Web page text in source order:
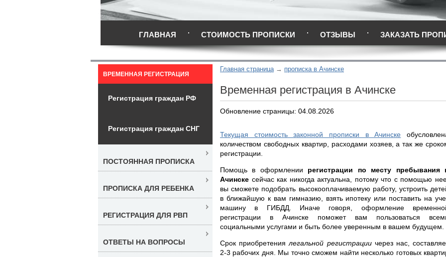
ГЛАВНАЯ СТОИМОСТЬ ПРОПИСКИ ОТЗЫВЫ ЗАКАЗАТЬ
Главная страница прописка в Ачинске
Временная регистрация в Ачинске
Обновление страницы: 04.08.2026
Текущая стоимость законной прописки в Ачинске
количеством свободных квартир, расходами хозяев, а так же
регистрации.
Помощь в оформлении регистрации по месту пребывания
Ачинске сейчас как никогда актуальна, потому что с помощью
вы сможете подобрать высокооплачиваемую работу, устроить
в ближайшую к вам гимназию, взять ипотеку или поставить на
машину в ГИБДД. Иначе говоря, оформление
регистрации в Ачинске поможет вам пользоваться
социальными услугами и быть более уверенным в вашем будущем.
Срок приобретениялегальной регистрации через нас,
2-3 рабочих дня. Мы точно сможем найти несколько готовых
ВРЕМЕННАЯ РЕГИСТРАЦИЯ
Регистрация граждан РФ
Регистрация граждан СНГ
ПОСТОЯННАЯ ПРОПИСКА
ПРОПИСКА ДЛЯ РЕБЕНКА
РЕГИСТРАЦИЯ ДЛЯ РВП
ОТВЕТЫ НА ВОПРОСЫ